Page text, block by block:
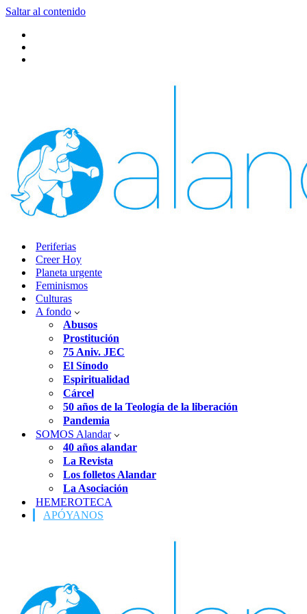
Saltar al contenido
Periferias
Creer Hoy
Planeta urgente
Feminismos
Culturas
A fondo
Abusos
Prostitución
75 Aniv. JEC
El Sínodo
Espiritualidad
Cárcel
50 años de la Teología de la liberación
Pandemia
SOMOS Alandar
40 años alandar
La Revista
Los folletos Alandar
La Asociación
HEMEROTECA
APÓYANOS